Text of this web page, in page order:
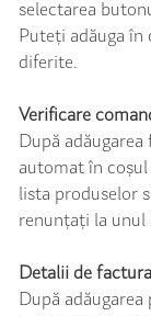
selectarea
Puteți adăuga în
diferite.
Verificare
După
automat în
lista produselor
renunțați la unul
Detalii de
După